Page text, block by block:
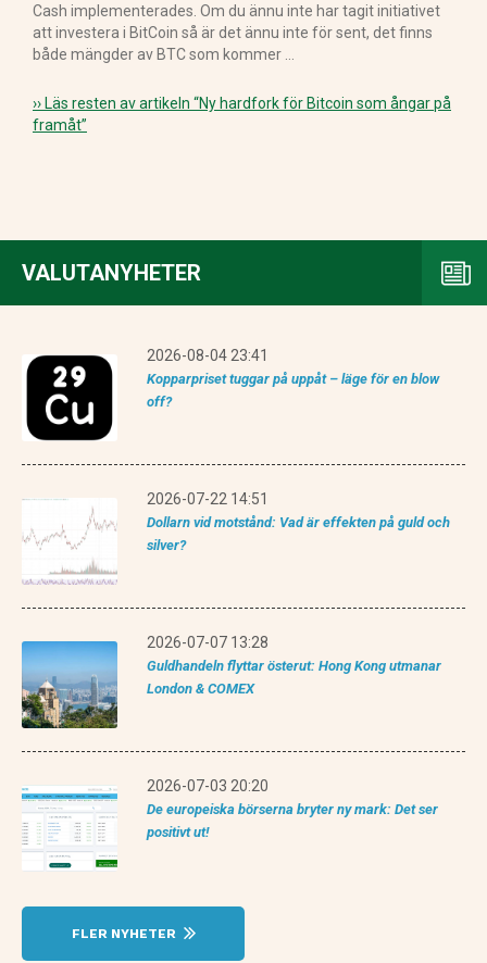
Cash implementerades. Om du ännu inte har tagit initiativet
att investera i BitCoin så är det ännu inte för sent, det finns
både mängder av BTC som kommer …
›› Läs resten av artikeln “Ny hardfork för Bitcoin som ångar på
framåt”
VALUTANYHETER
2026-08-04 23:41
Kopparpriset tuggar på uppåt – läge för en blow
off?
2026-07-22 14:51
Dollarn vid motstånd: Vad är effekten på guld och
silver?
2026-07-07 13:28
Guldhandeln flyttar österut: Hong Kong utmanar
London & COMEX
2026-07-03 20:20
De europeiska börserna bryter ny mark: Det ser
positivt ut!
FLER NYHETER